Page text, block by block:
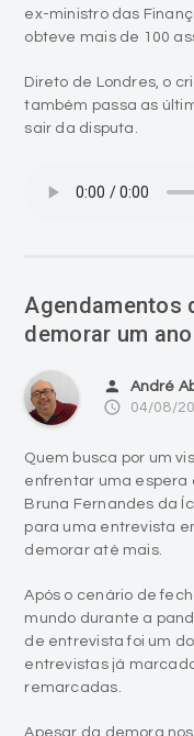
ex-ministro das
obteve mais de 100
Direto de Londres, o
também passa as
sair da disputa.
Agendamentos
demorar um ano
person André
access_time 04/08/
Quem busca por um
enfrentar uma espera
Bruna Fernandes da
para uma entrevista
demorar até mais.
Após o cenário de
mundo durante a
de entrevista foi um
entrevistas já
remarcadas.
Apesar da demora